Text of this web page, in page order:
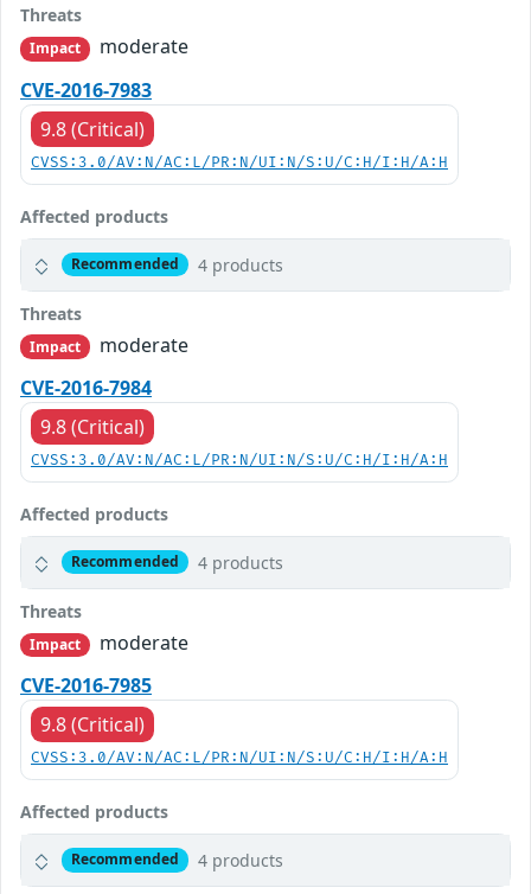
Threats
Impact
moderate
CVE-2016-7983
9.8 (Critical)
CVSS:3.0/AV:N/AC:L/PR:N/UI:N/S:U/C:H/I:H/A:H
Affected products
Recommended 4 products
Threats
Impact
moderate
CVE-2016-7984
9.8 (Critical)
CVSS:3.0/AV:N/AC:L/PR:N/UI:N/S:U/C:H/I:H/A:H
Affected products
Recommended 4 products
Threats
Impact
moderate
CVE-2016-7985
9.8 (Critical)
CVSS:3.0/AV:N/AC:L/PR:N/UI:N/S:U/C:H/I:H/A:H
Affected products
Recommended 4 products